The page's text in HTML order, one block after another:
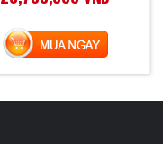
MUA NGAY